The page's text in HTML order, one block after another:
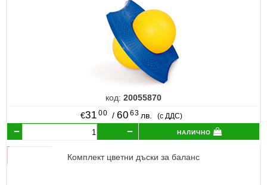
код: 20055870
€31 00 / 60 63 лв. (с ДДС)
налично
Комплект цветни дъски за баланс